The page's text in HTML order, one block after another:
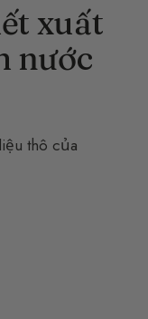
xuất
nước
thô của